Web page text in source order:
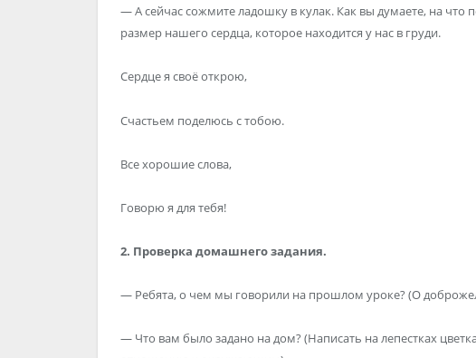
— А сейчас сожмите ладошку в кулак. Как вы думаете, на что
размер нашего сердца, которое находится у нас в груди.
Сердце я своё открою,
Счастьем поделюсь с тобою.
Все хорошие слова,
Говорю я для тебя!
2. Проверка домашнего задания.
— Ребята, о чем мы говорили на прошлом уроке? (О
— Что вам было задано на дом? (Написать на лепестках